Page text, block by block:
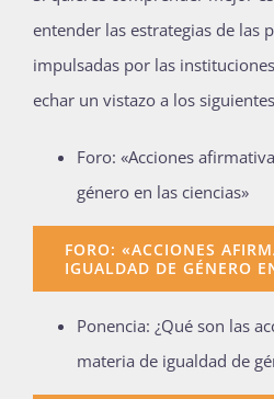
entender las estrategias de las
impulsadas por las
echar un vistazo a los
Foro: «Acciones
género en las ciencias»
FORO: «ACCIONES
IGUALDAD DE GÉNERO
Ponencia: ¿Qué son las
materia de igualdad de